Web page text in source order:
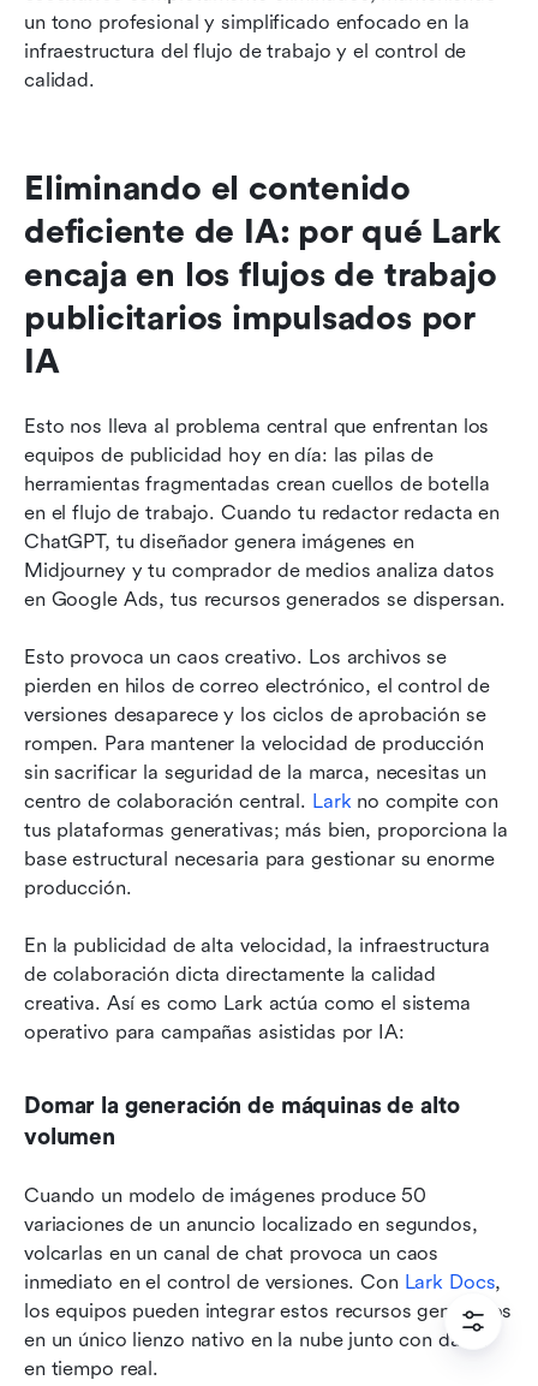
un tono profesional y simplificado enfocado en la
infraestructura del flujo de trabajo y el control de
calidad.
Eliminando el contenido
deficiente de IA: por qué Lark
encaja en los flujos de trabajo
publicitarios impulsados por
IA
Esto nos lleva al problema central que enfrentan los
equipos de publicidad hoy en día: las pilas de
herramientas fragmentadas crean cuellos de botella
en el flujo de trabajo. Cuando tu redactor redacta en
ChatGPT, tu diseñador genera imágenes en
Midjourney y tu comprador de medios analiza datos
en Google Ads, tus recursos generados se dispersan.
Esto provoca un caos creativo. Los archivos se
pierden en hilos de correo electrónico, el control de
versiones desaparece y los ciclos de aprobación se
rompen. Para mantener la velocidad de producción
sin sacrificar la seguridad de la marca, necesitas un
centro de colaboración central. Lark no compite con
tus plataformas generativas; más bien, proporciona la
base estructural necesaria para gestionar su enorme
producción.
En la publicidad de alta velocidad, la infraestructura
de colaboración dicta directamente la calidad
creativa. Así es como Lark actúa como el sistema
operativo para campañas asistidas por IA:
Domar la generación de máquinas de alto
volumen
Cuando un modelo de imágenes produce 50
variaciones de un anuncio localizado en segundos,
volcarlas en un canal de chat provoca un caos
inmediato en el control de versiones. Con Lark Docs,
los equipos pueden integrar estos recursos generados
en un único lienzo nativo en la nube junto con datos
en tiempo real.